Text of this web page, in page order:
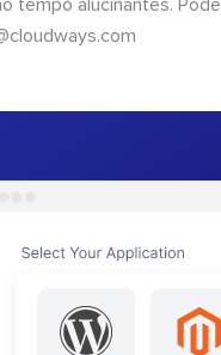
tempo alucinantes.